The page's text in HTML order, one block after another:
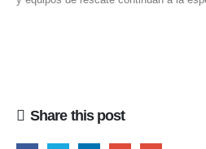
Share this post